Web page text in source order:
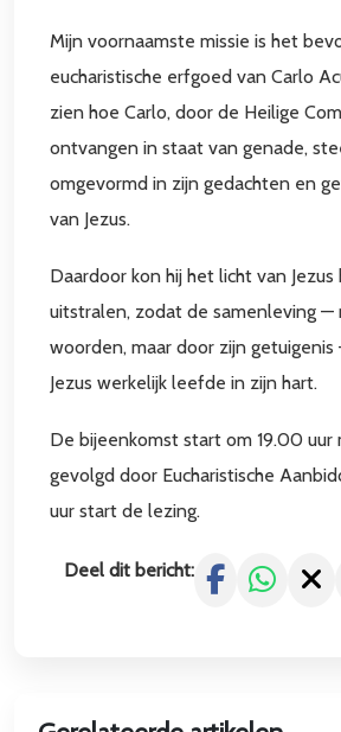
Mijn voornaamste missie is het
eucharistische erfgoed van Carlo
zien hoe Carlo, door de Heilige
ontvangen in staat van genade,
omgevormd in zijn gedachten en
van Jezus.
Daardoor kon hij het licht van
uitstralen, zodat de samenleving
woorden, maar door zijn
Jezus werkelijk leefde in zijn hart.
De bijeenkomst start om 19.00 uur
gevolgd door Eucharistische
uur start de lezing.
Deel dit bericht: